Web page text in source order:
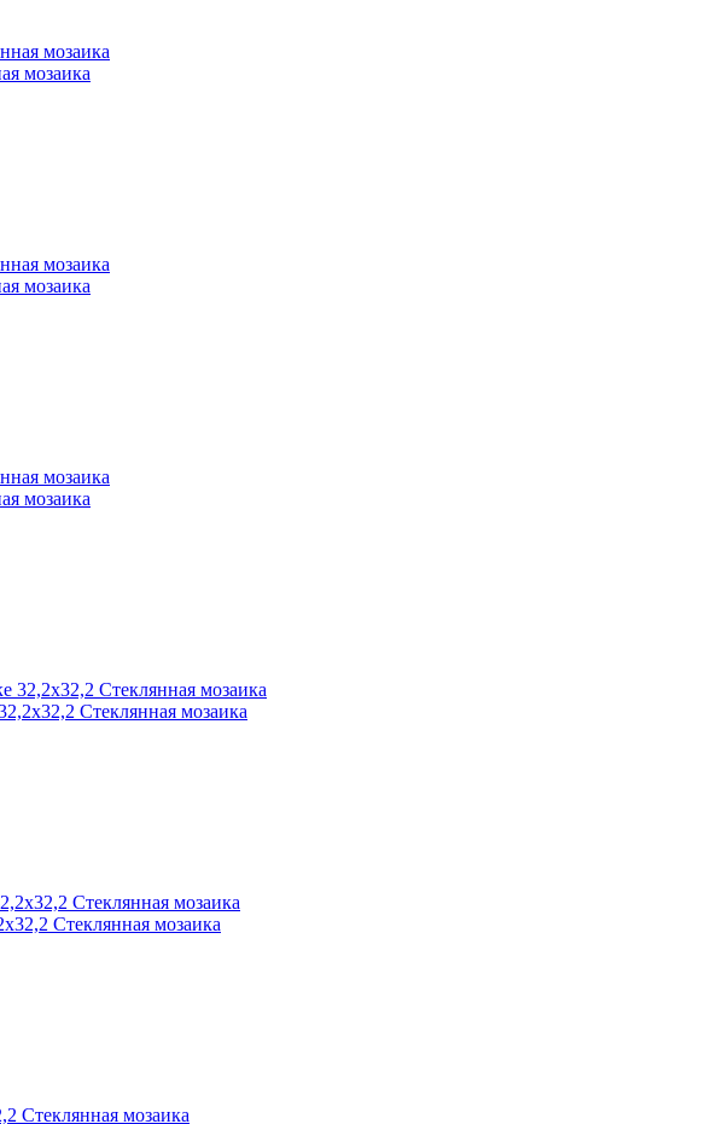
мозаика
мозаика
мозаика
Стеклянная мозаика
Стеклянная мозаика